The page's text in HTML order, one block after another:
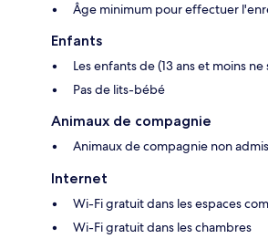
Âge minimum pour effectuer
Enfants
Les enfants de (13 ans et moins
Pas de lits-bébé
Animaux de compagnie
Animaux de compagnie non admis
Internet
Wi-Fi gratuit dans les espaces
Wi-Fi gratuit dans les chambres